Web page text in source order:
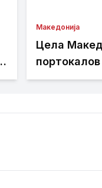
Македонија
Цела
поради